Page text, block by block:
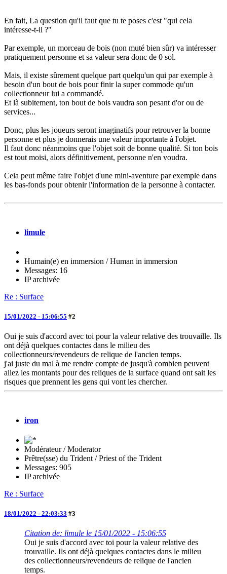
En fait, La question qu'il faut que tu te poses c'est "qui cela
intéresse-t-il ?"
Par exemple, un morceau de bois (non muté bien sûr) va intéresser
pratiquement personne et sa valeur sera donc de 0 sol.
Mais, il existe sûrement quelque part quelqu'un qui par exemple à
besoin d'un bout de bois pour finir la super commode qu'un
collectionneur lui a commandé.
Et là subitement, ton bout de bois vaudra son pesant d'or ou de
services...
Donc, plus les joueurs seront imaginatifs pour retrouver la bonne
personne et plus je donnerais une valeur importante à l'objet.
Il faut donc néanmoins que l'objet soit de bonne qualité. Si ton bois
est tout moisi, alors définitivement, personne n'en voudra.
Cela peut même faire l'objet d'une mini-aventure par exemple dans
les bas-fonds pour obtenir l'information de la personne à contacter.
limule
Humain(e) en immersion / Human in immersion
Messages: 16
IP archivée
Re : Surface
15/01/2022 - 15:06:55 #2
Oui je suis d'accord avec toi pour la valeur relative des trouvaille. Ils
ont déjà quelques contactes dans le milieu des
collectionneurs/revendeurs de relique de l'ancien temps.
j'ai juste du mal à me rendre compte de jusqu'à combien peuvent
allez les montants pour des reliques de la surface quand ont sait les
risques que prennent les gens qui vont les chercher.
iron
Modérateur / Moderator
Prêtre(sse) du Trident / Priest of the Trident
Messages: 905
IP archivée
Re : Surface
18/01/2022 - 22:03:33 #3
Citation de: limule le 15/01/2022 - 15:06:55
Oui je suis d'accord avec toi pour la valeur relative des
trouvaille. Ils ont déjà quelques contactes dans le milieu
des collectionneurs/revendeurs de relique de l'ancien
temps.